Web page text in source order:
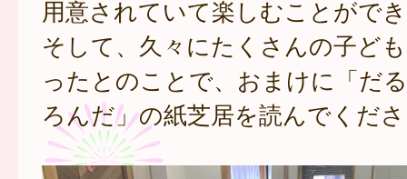
用意されていて楽しむことがで
そして、久々にたくさんの子ど
ったとのことで、おまけに「だ
ろんだ」の紙芝居を読んでくだ